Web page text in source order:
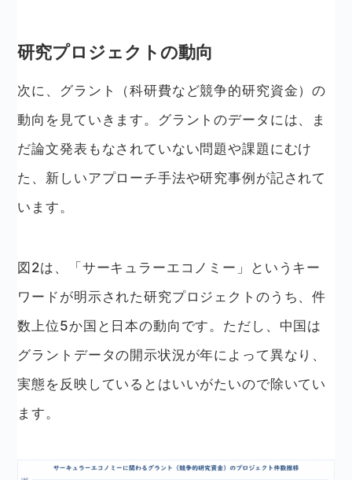
研究プロジェクトの動向
次に、グラント（科研費など競争的研究資金）の
動向を見ていきます。グラントのデータには、ま
だ論文発表もなされていない問題や課題にむけ
た、新しいアプローチ手法や研究事例が記されて
います。
図2は、「サーキュラーエコノミー」というキー
ワードが明示された研究プロジェクトのうち、件
数上位5か国と日本の動向です。ただし、中国は
グラントデータの開示状況が年によって異なり、
実態を反映しているとはいいがたいので除いてい
ます。